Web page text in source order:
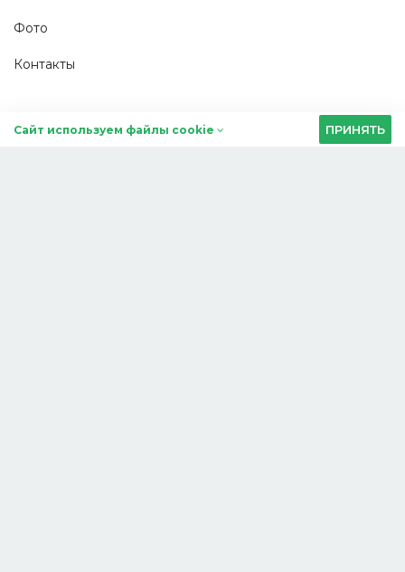
Фото
Контакты
ПОЛЕЗНОЕ СОЦСЕТИ
Сайт используем файлы cookie ПРИНЯТЬ